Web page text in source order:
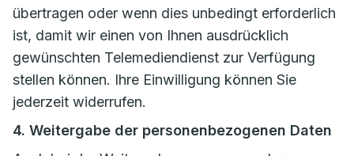
übertragen oder wenn dies unbedingt erforderlich
ist, damit wir einen von Ihnen ausdrücklich
gewünschten Telemediendienst zur Verfügung
stellen können. Ihre Einwilligung können Sie
jederzeit widerrufen.
4. Weitergabe der personenbezogenen Daten